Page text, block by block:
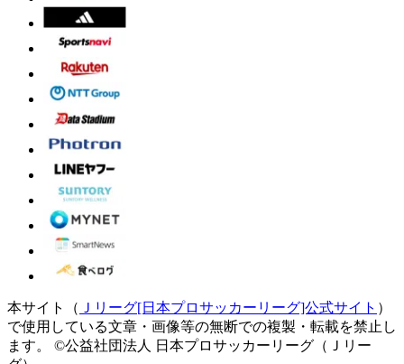
本サイト（ Ｊリーグ[日本プロサッカーリーグ]公式サイト ）
で使用している文章・画像等の無断での複製・転載を禁止し
ます。
©公益社団法人 日本プロサッカーリーグ（Ｊリー